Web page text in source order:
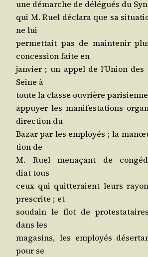
une démarche de délé­gués du
qui M. Ruel décla­ra que sa
ne lui
per­met­tait pas de main­te­nir
conces­sion faite en
jan­vier ; un appel de l’U­nion
Seine à
toute la classe ouvrière
appuyer les mani­fes­ta­tions
direc­tion du
Bazar par les employés ; la
tion de
M. Ruel mena­çant de
diat tous
ceux qui quit­te­raient leurs
pres­crite ; et
sou­dain le flot de
dans les
maga­sins, les employés
pour se